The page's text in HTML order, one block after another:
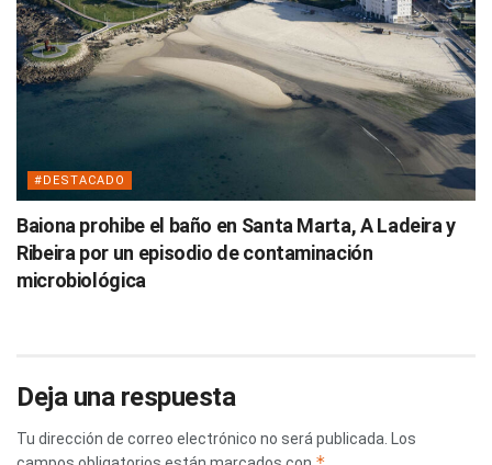
#DESTACADO
Baiona prohibe el baño en Santa Marta, A Ladeira y
Ribeira por un episodio de contaminación
microbiológica
Deja una respuesta
Tu dirección de correo electrónico no será publicada.
Los